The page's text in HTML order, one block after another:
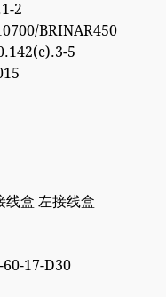
2
BRINAR450
5
线盒 左接线盒
17-D30